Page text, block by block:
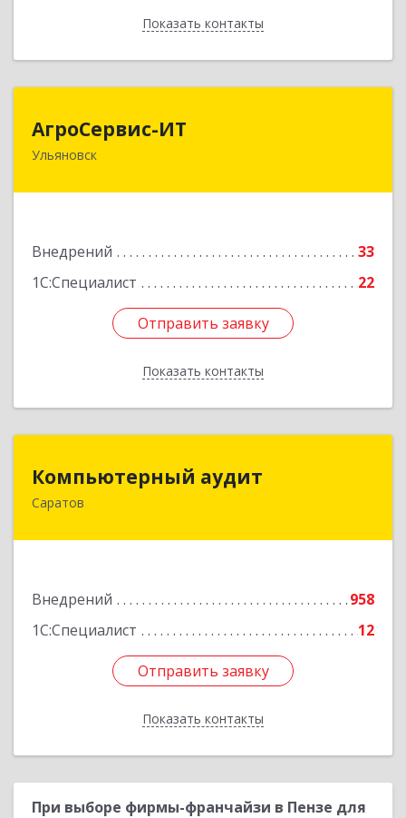
Показать контакты
Назад
АгроСервис-ИТ
Ульяновск
Внедрений
33
1С:Специалист
22
Отправить заявку
Показать контакты
Отправить заявку
Назад
Компьютерный аудит
Саратов
Внедрений
958
1С:Специалист
12
Отправить заявку
Показать контакты
Компьютерный аудит
410012, Саратовская обл, Саратов г, им Петра
Отправить заявку
Назад
При выборе фирмы-франчайзи в Пензе для